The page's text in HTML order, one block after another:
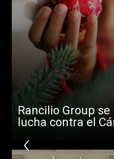
Rancilio Group se
lucha contra el